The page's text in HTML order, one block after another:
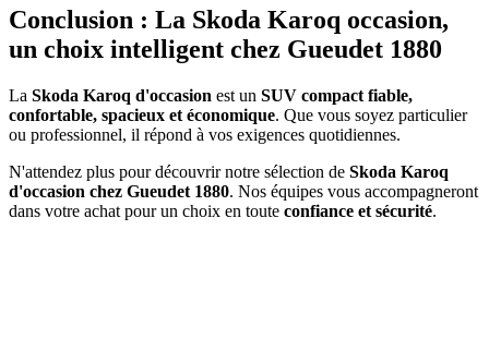
Conclusion : La Skoda Karoq occasion,
un choix intelligent chez Gueudet 1880
La Skoda Karoq d'occasion est un SUV compact fiable,
confortable, spacieux et économique. Que vous soyez particulier
ou professionnel, il répond à vos exigences quotidiennes.
N'attendez plus pour découvrir notre sélection de Skoda Karoq
d'occasion chez Gueudet 1880. Nos équipes vous accompagneront
dans votre achat pour un choix en toute confiance et sécurité.